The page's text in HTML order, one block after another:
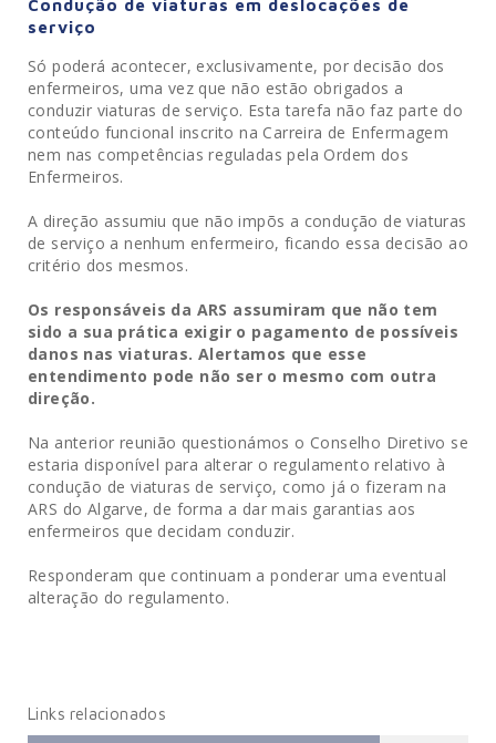
Condução de viaturas em deslocações de
serviço
Só poderá acontecer, exclusivamente, por decisão dos
enfermeiros, uma vez que não estão obrigados a
conduzir viaturas de serviço. Esta tarefa não faz parte do
conteúdo funcional inscrito na Carreira de Enfermagem
nem nas competências reguladas pela Ordem dos
Enfermeiros.
A direção assumiu que não impõs a condução de viaturas
de serviço a nenhum enfermeiro, ficando essa decisão ao
critério dos mesmos.
Os responsáveis da ARS assumiram que não tem
sido a sua prática exigir o pagamento de possíveis
danos nas viaturas. Alertamos que esse
entendimento pode não ser o mesmo com outra
direção.
Na anterior reunião questionámos o Conselho Diretivo se
estaria disponível para alterar o regulamento relativo à
condução de viaturas de serviço, como já o fizeram na
ARS do Algarve, de forma a dar mais garantias aos
enfermeiros que decidam conduzir.
Responderam que continuam a ponderar uma eventual
alteração do regulamento.
Links relacionados